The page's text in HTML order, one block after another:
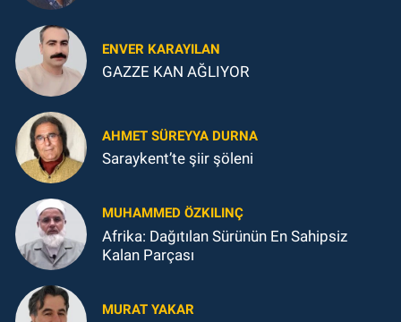
ENVER KARAYILAN
GAZZE KAN AĞLIYOR
AHMET SÜREYYA DURNA
Saraykent’te şiir şöleni
MUHAMMED ÖZKILINÇ
Afrika: Dağıtılan Sürünün En Sahipsiz
Kalan Parçası
MURAT YAKAR